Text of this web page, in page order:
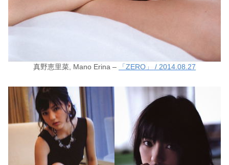
真野恵里菜, Mano Erina – 「ZERO」 / 2014.08.27